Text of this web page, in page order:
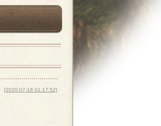
[2020-07-18 01:17:52]